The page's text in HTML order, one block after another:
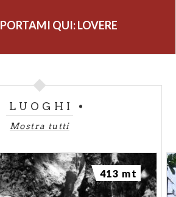
PORTAMI QUI:LOVERE
LUOGHI
Mostra tutti
413 mt